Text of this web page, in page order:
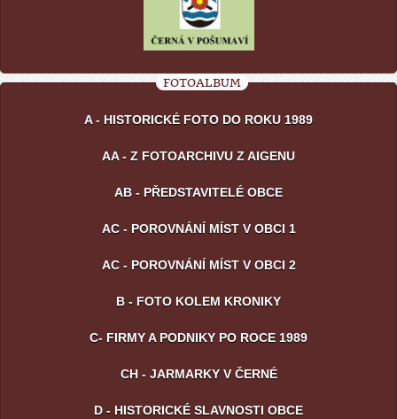
FOTOALBUM
A - HISTORICKÉ FOTO DO ROKU 1989
AA - Z FOTOARCHIVU Z AIGENU
AB - PŘEDSTAVITELÉ OBCE
AC - POROVNÁNÍ MÍST V OBCI 1
AC - POROVNÁNÍ MÍST V OBCI 2
B - FOTO KOLEM KRONIKY
C- FIRMY A PODNIKY PO ROCE 1989
CH - JARMARKY V ČERNÉ
D - HISTORICKÉ SLAVNOSTI OBCE